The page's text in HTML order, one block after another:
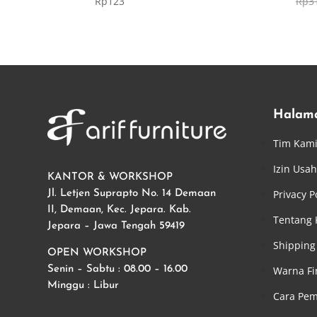
5.00
5.00
KANTOR & WORKSHOP
Jl. Letjen Suprapto No. 14 Demaan
II, Demaan, Kec. Jepara. Kab.
Jepara – Jawa Tengah 59419
OPEN WORKSHOP
Senin – Sabtu : 08.00 – 16.00
Minggu : Libur
Tim Kami
Izin
Privacy
Tentang
Warna
Cara